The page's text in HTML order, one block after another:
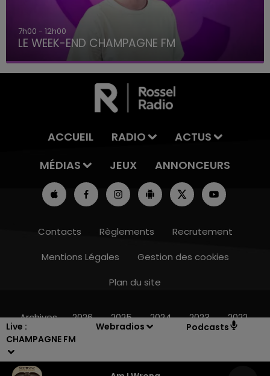
Live :
CHAMPAGNE FM
Webradios Podcasts
16h00 - 20h00
7h00 - 12h00
LE WEEK-END CHAMPAGNE FM
ACCUEIL RADIO
ACTUS
MÉDIAS
JEUX ANNONCEURS
Contacts Règlements
Recrutement
Mentions Légales
Gestion des cookies
Plan du site
Archives 2026 2025 2024 2023 2022